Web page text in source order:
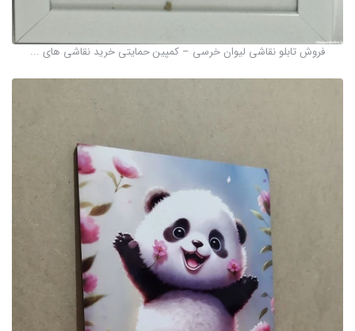
فروش تابلو نقاشی لیوان خرسی – کمپین حمایتی خرید نقاشی های ...